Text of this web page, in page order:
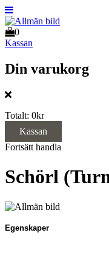
0
Kassan
Din varukorg
Totalt: 0kr
Kassan
Fortsätt handla
Schörl
Egenskaper